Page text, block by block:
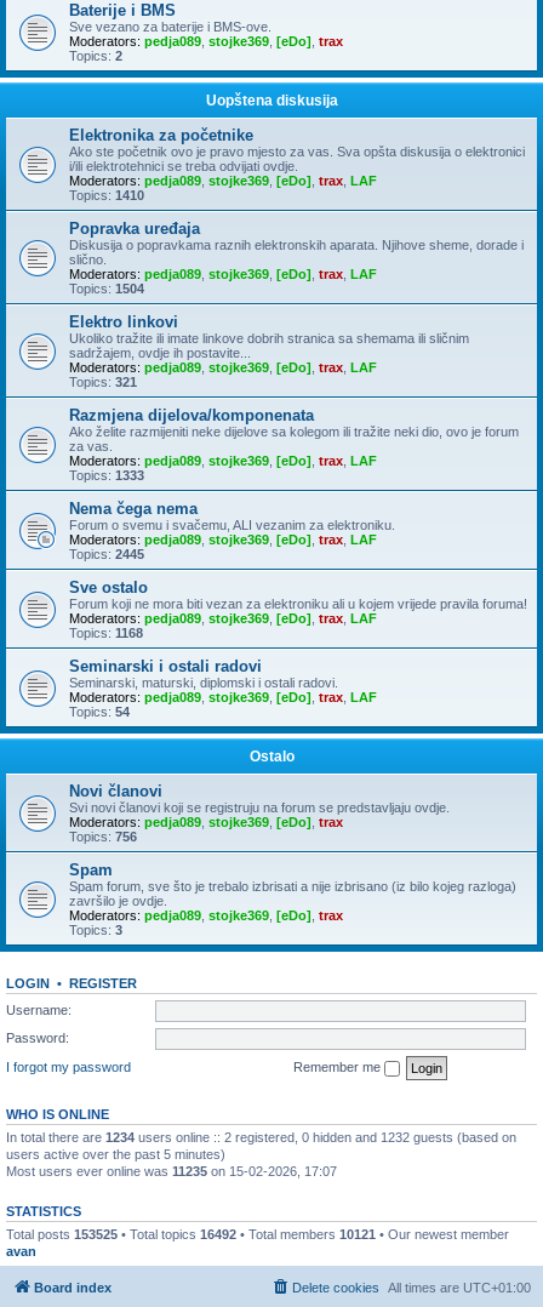
Baterije i BMS
Sve vezano za baterije i BMS-ove.
Moderators: pedja089 stojke369 [eDo] trax
Topics: 2
Uopštena diskusija
Elektronika za početnike
Ako ste početnik ovo je pravo mjesto za vas. Sva opšta diskusija o elektronici
i/ili elektrotehnici se treba odvijati ovdje.
Moderators: pedja089 stojke369 [eDo] trax LAF
Topics: 1410
Popravka uređaja
Diskusija o popravkama raznih elektronskih aparata. Njihove sheme, dorade i
slično.
Moderators: pedja089 stojke369 [eDo] trax LAF
Topics: 1504
Elektro linkovi
Ukoliko tražite ili imate linkove dobrih stranica sa shemama ili sličnim
sadržajem, ovdje ih postavite...
Moderators: pedja089 stojke369 [eDo] trax LAF
Topics: 321
Razmjena dijelova/komponenata
Ako želite razmijeniti neke dijelove sa kolegom ili tražite neki dio, ovo je forum
za vas.
Moderators: pedja089 stojke369 [eDo] trax LAF
Topics: 1333
Nema čega nema
Forum o svemu i svačemu, ALI vezanim za elektroniku.
Moderators: pedja089 stojke369 [eDo] trax LAF
Topics: 2445
Sve ostalo
Forum koji ne mora biti vezan za elektroniku ali u kojem vrijede pravila foruma!
Moderators: pedja089 stojke369 [eDo] trax LAF
Topics: 1168
Seminarski i ostali radovi
Seminarski, maturski, diplomski i ostali radovi.
Moderators: pedja089 stojke369 [eDo] trax LAF
Topics: 54
Ostalo
Novi članovi
Svi novi članovi koji se registruju na forum se predstavljaju ovdje.
Moderators: pedja089 stojke369 [eDo] trax
Topics: 756
Spam
Spam forum, sve što je trebalo izbrisati a nije izbrisano (iz bilo kojeg razloga)
završilo je ovdje.
Moderators: pedja089 stojke369 [eDo] trax
Topics: 3
LOGIN • REGISTER
Username:
Password:
I forgot my password
Remember me
WHO IS ONLINE
In total there are 1234 users online :: 2 registered, 0 hidden and 1232 guests (based on
users active over the past 5 minutes)
Most users ever online was 11235 on 15-02-2026, 17:07
STATISTICS
Total posts 153525 • Total topics 16492 • Total members 10121 • Our newest member
avan
Board index All times are UTC+01:00
Delete cookies